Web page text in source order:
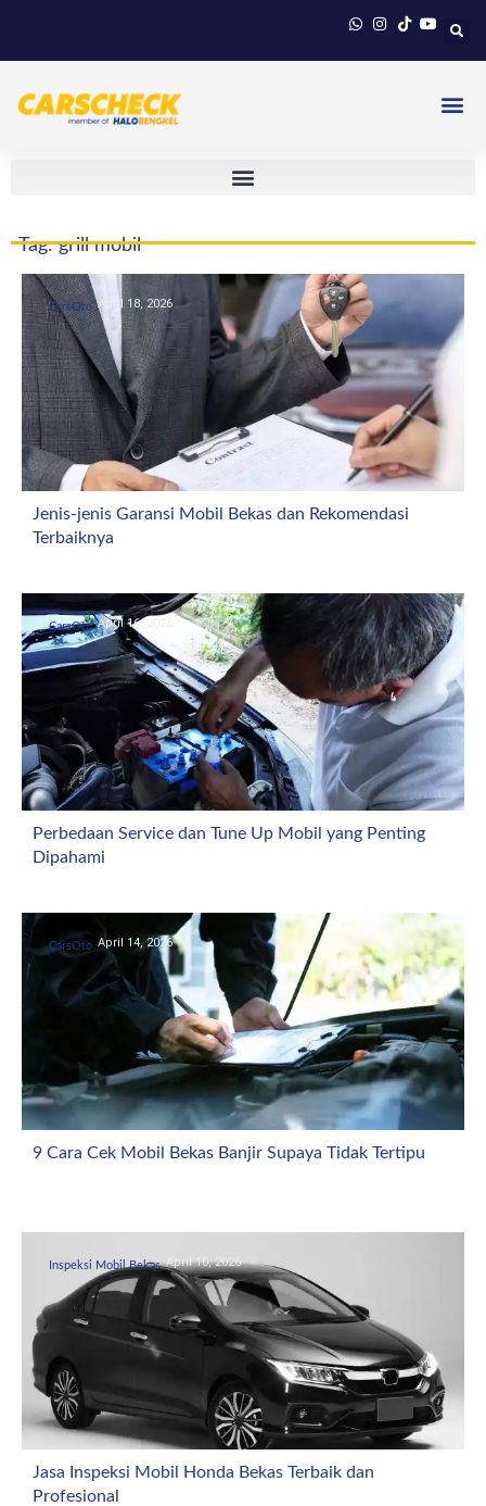
Tag: grill mobil
CarsOto April 18, 2026
Jenis-jenis Garansi Mobil Bekas dan Rekomendasi
Terbaiknya
CarsOto April 16, 2026
Perbedaan Service dan Tune Up Mobil yang Penting
Dipahami
CarsOto April 14, 2026
9 Cara Cek Mobil Bekas Banjir Supaya Tidak Tertipu
Inspeksi Mobil Bekas April 10, 2026
Jasa Inspeksi Mobil Honda Bekas Terbaik dan
Profesional